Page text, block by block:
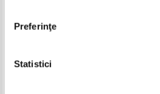
Preferinţe
Statistici
Pret:21,00Lei